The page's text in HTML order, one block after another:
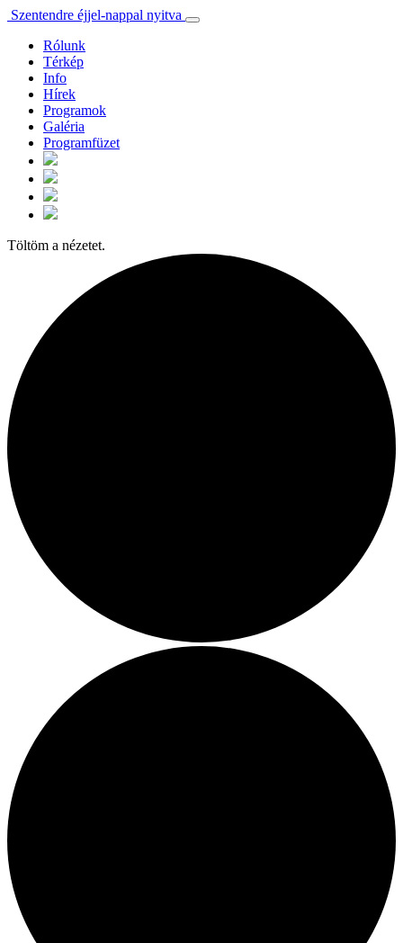
Szentendre éjjel-nappal nyitva
Rólunk
Térkép
Info
Hírek
Programok
Galéria
Programfüzet
Töltöm a nézetet.